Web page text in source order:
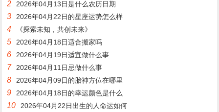
2 2026年04月13日是什么农历日期
3 2026年04月22日的星座运势怎么样
4 《探索未知，共创未来》
5 2026年04月18日适合搬家吗
6 2026年04月19日适宜做什么事
7 2026年04月11日忌做什么事
8 2026年04月09日的胎神方位在哪里
9 2026年04月18日的幸运颜色是什么
10 2026年04月22日出生的人命运如何